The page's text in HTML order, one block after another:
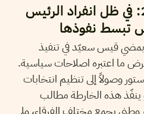
تونس-حصيلة 2022: في ظل انفراد الرئيس
تبسط نفوذها
اقترنت بمضي قيس سعيّد في تنفيذ
ما اعتبره اصلاحات سياسية.
وصولاً إلى تنظيم انتخابات
ينفّذ هذه الخارطة مطالب
وطني يجمع مختلف الفرقاء، ولم